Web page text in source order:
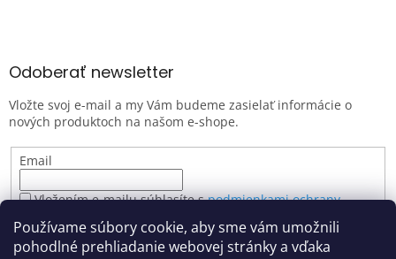
Používame súbory cookie, aby sme vám umožnili
pohodlné prehliadanie webovej stránky a vďaka
Odoberať newsletter
Vložte svoj e-mail a my Vám budeme zasielať informácie o
nových produktoch na našom e-shope.
Email
Vložením e-mailu súhlasíte spodmienkami ochrany
PRIHLÁSIŤ SA